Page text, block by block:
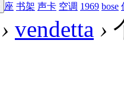
座 书架 声卡 空调 1969 bose
› vendetta ›